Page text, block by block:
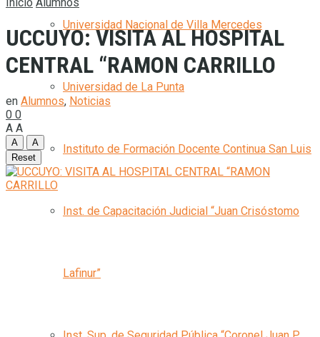
Universidad Nacional de Villa Mercedes
Universidad de La Punta
Instituto de Formación Docente Continua San Luis
Inst. de Capacitación Judicial “Juan Crisóstomo
Lafinur”
UCCUYO: VISITA AL HOSPITAL
CENTRAL “RAMON CARRILLO
en Alumnos, Noticias
0 0
A A
A
A
Reset